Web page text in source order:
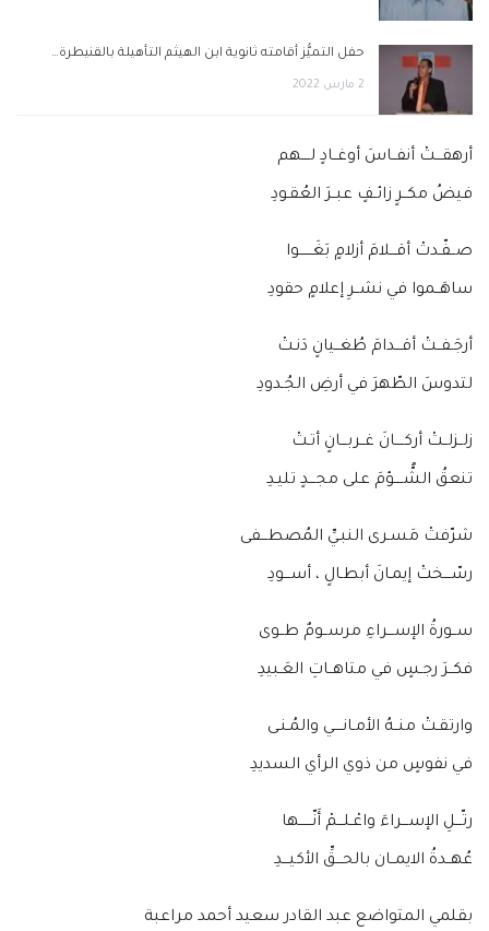
حفل التميُّز أقامته ثانوية ابن الهيثم التأهيلة بالقنيطرة…
2 مارس 2022
أرهقـــتْ أنفــاسَ أوغــادٍ لــــهم
فيضُ مكــرٍ زائـفٍ عبــرَ العُقـودِ
صــفّـدتْ أقـــلامَ أزلامٍ بَغَــــــوا
ساهَــموا في نشــرِ إعلامٍ حقودِ
أرجَـفــتْ أقـــدامَ طُغــيانٍ دَنـتْ
لتدوسَ الطّهرَ في أرضِ الجُـدودِ
زلــزلــتْ أركــــانَ غــربـــانٍ أتـتْ
تنعقُ الشُّــــؤمَ على مجـــدٍ تليـدِ
شرّفتْ مَسـرى النبـيِّ المُصطـــفى
رسّـــختْ إيمـانَ أبطـالٍ ، أســـودِ
ســورةُ الإســـراءِ مرســومٌ طــوى
فكــرَ رجـسٍ في متاهــاتِ العَـبيدِ
وارتقـتْ منــهُ الأمـانــــي والمُـنـى
في نفوسٍ من ذوي الرأي السديدِ
رتّـــلِ الإســـراءَ واعْـلـــمْ أَنّــــــها
عُهــدةُ الايمــان بالحـــقِّ الأكيـــدِ
بقلمي المتواضع عبد القادر سعيد أحمد مراعبة